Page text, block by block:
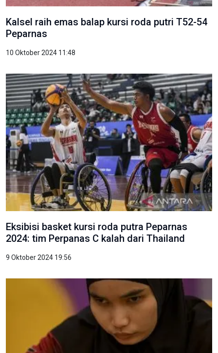
Kalsel raih emas balap kursi roda putri T52-54
Peparnas
10 Oktober 2024 11:48
Eksibisi basket kursi roda putra Peparnas
2024: tim Perpanas C kalah dari Thailand
9 Oktober 2024 19:56